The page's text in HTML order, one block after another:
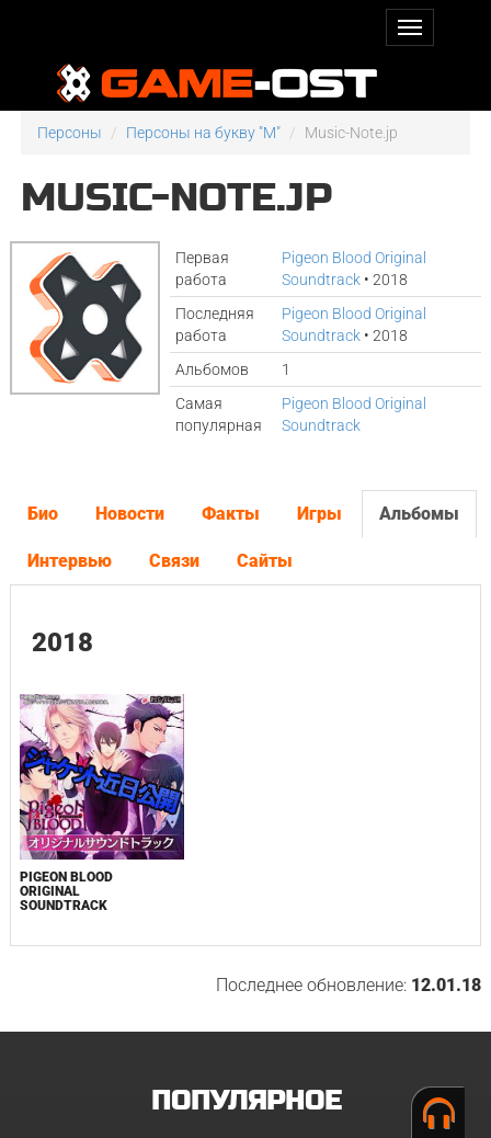
Персоны Персоны на букву "M" Music-Note.jp
MUSIC-NOTE.JP
Первая
работа
Pigeon Blood Original
Soundtrack • 2018
Последняя
работа
Pigeon Blood Original
Soundtrack • 2018
Альбомов
1
Самая
популярная
Pigeon Blood Original
Soundtrack
Био Новости Факты Игры Альбомы
Интервью Связи Сайты
2018
PIGEON BLOOD
ORIGINAL
SOUNDTRACK
Последнее обновление: 12.01.18
ПОПУЛЯРНОЕ